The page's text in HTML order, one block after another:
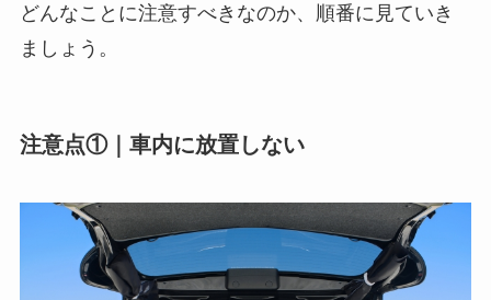
どんなことに注意すべきなのか、順番に見ていき
ましょう。
注意点①｜車内に放置しない